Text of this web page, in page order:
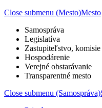
Close submenu (Mesto)Mesto
Samospráva
Legislatíva
Zastupiteľstvo, komisie
Hospodárenie
Verejné obstarávanie
Transparentné mesto
Close submenu (Samospráva)